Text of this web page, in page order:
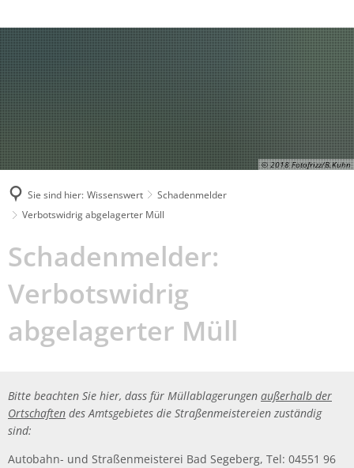
Suche
© 2018 Fotofrizz/B.Kuhn
Sie sind hier: Wissenswert
Schadenmelder
Verbotswidrig abgelagerter Müll
Verbotswidrig
abgelagerter
Müll
Schadenmelder:
Verbotswidrig
abgelagerter Müll
Bitte beachten Sie hier, dass für Müllablagerungen außerhalb der
Ortschaften des Amtsgebietes die Straßenmeistereien zuständig
sind:
Autobahn- und Straßenmeisterei Bad Segeberg, Tel: 04551 96